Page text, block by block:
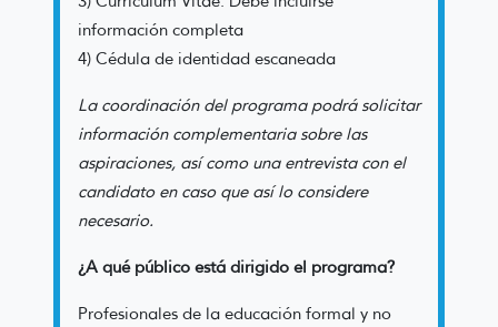
información completa
4) Cédula de identidad escaneada
La coordinación del programa podrá solicitar
información complementaria sobre las
aspiraciones, así como una entrevista con el
candidato en caso que así lo considere
necesario.
¿A qué público está dirigido el programa?
Profesionales de la educación formal y no